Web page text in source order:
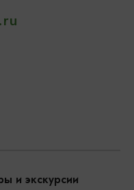
и экскурсии